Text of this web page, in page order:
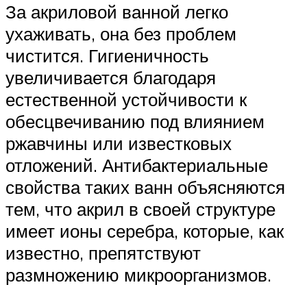
За акриловой ванной легко
ухаживать, она без проблем
чистится. Гигиеничность
увеличивается благодаря
естественной устойчивости к
обесцвечиванию под влиянием
ржавчины или известковых
отложений. Антибактериальные
свойства таких ванн объясняются
тем, что акрил в своей структуре
имеет ионы серебра, которые, как
известно, препятствуют
размножению микроорганизмов.